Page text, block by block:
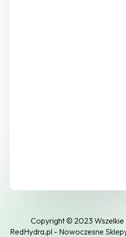
Copyright © 2023 Wszelkie
RedHydra.pl - Nowoczesne